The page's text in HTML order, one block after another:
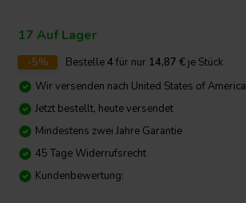
17 Auf Lager
-5% Bestelle4 für nur 14,87 € je Stück
Wir versenden nach United States of America
Jetzt bestellt, heute versendet
Mindestens zwei Jahre Garantie
45 Tage Widerrufsrecht
Kundenbewertung: